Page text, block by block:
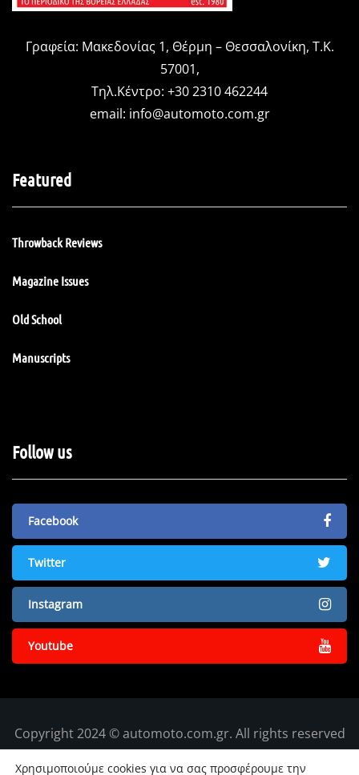
Γραφεία: Μακεδονίας 1, Θέρμη – Θεσσαλονίκη, Τ.Κ.
57001,
Τηλ.Κέντρο: +30 2310 462244
email: info@automoto.com.gr
Featured
Throwback Reviews
Magazine Issues
Old School
Manuscripts
Follow us
Facebook
Twitter
Instagram
Youtube
Copyright 2024 © automoto.com.gr. All rights reserved
Χρησιμοποιούμε cookies για να σας προσφέρουμε την